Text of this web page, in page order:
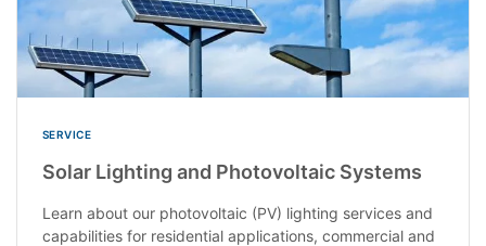
SERVICE
Solar Lighting and Photovoltaic Systems
Learn about our photovoltaic (PV) lighting services and
capabilities for residential applications, commercial and